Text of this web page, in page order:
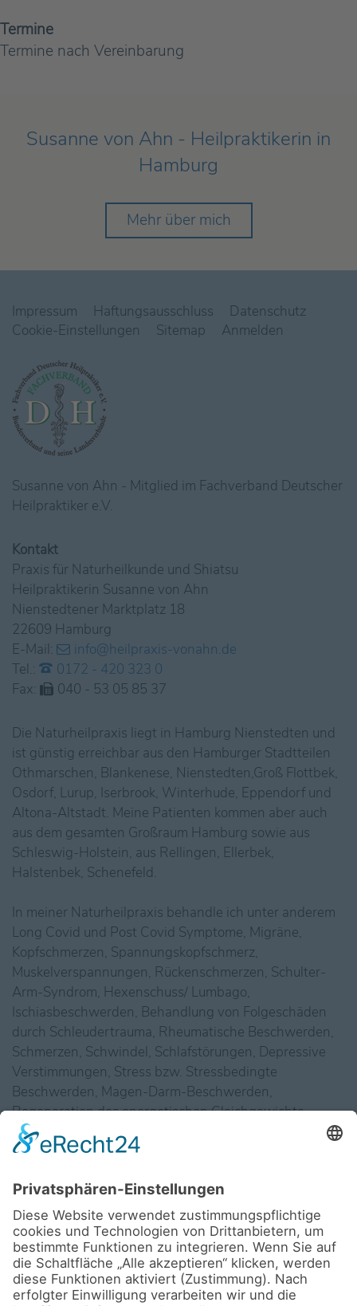
Termine
Termine nach Vereinbarung
Susanne von Ahn - Heilpraktikerin in
Hamburg
Mehr über mich
Impressum Haftungsausschluss
Datenschutz
Cookie-Einstellungen
Sitemap Anmelden
Susanne von Ahn - Mitglied im Fachverband Deutscher
Heilpraktiker e.V.
Kontakt
Praxis für Naturheilkunde und Shiatsu
Heilpraktikerin Susanne von Ahn
Nienstedtener Marktplatz 18
22609 Hamburg
E-Mail:
info@heilpraxis-vonahn.de
Tel.:
0172 - 420 323 0
Fax:
040 - 53 05 85 37
Die Naturheilpraxis liegt in Hamburg Nienstedten und
ist günstig erreichbar aus den Hamburger Stadtteilen
Othmarschen, Blankenese, Nienstedten,Groß Flottbek,
Osdorf, Lurup, Iserbrook, Winterhude, Eppendorf und
Altona-Altstadt. Meine Patienten kommen aber auch
aus dem gesamten Großraum Hamburg sowie aus
Schleswig-Holstein, aus Rellingen, Ellerbek,
Halstenbek, Schenefeld.
In meiner Naturheilpraxis behandle ich unter anderem
Long Covid und Post Covid Symptome, Migräne,
Kopfschmerzen, Spannungskopfschmerz,
Muskelverspannungen, Rückenschmerzen, Schulter-
Arm-Syndrom, Hexenschuss/ Lumbago,
Ischiasbeschwerden, Behandlung von Folgeschäden
durch Schleudertrauma, Rheumatische Beschwerden,
Schmerzen, Schwindel, Schlafstörungen, Depressive
Verstimmungen, Stress bzw. Stressbedingte
Beschwerden, Magen-Darm-Beschwerden,
Regeneration des energetischen Gleichgewichts,
Vegetative Dystonie/ Vegetative Dysbalance,
Atemwegserkrankungen,
Kreislauf-Erkrankungen.
Aktuell biete ich in meiner Naturheilpraxis u. a. folgende
Diagnosen, Heilmethoden und Therapieformen an:
Shiatsu, Ganzkörpermassagen, Rückenmassagen,
Schulter-Nacken-Massagen, Pulsationsmassage mit